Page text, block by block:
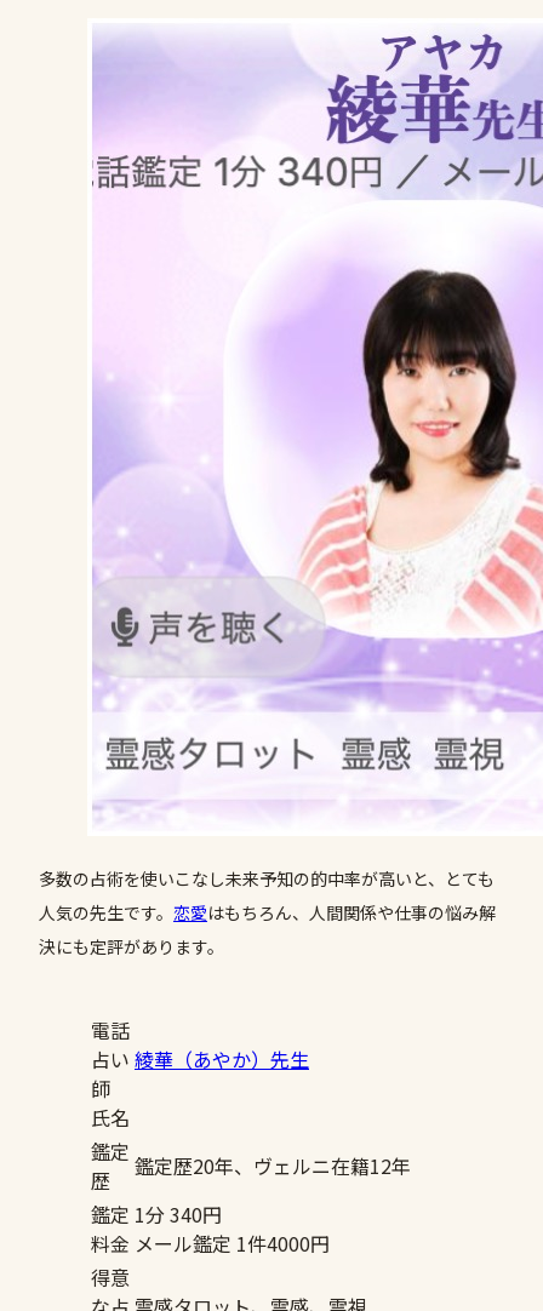
多数の占術を使いこなし未来予知の的中率が高いと、とても
人気の先生です。 恋愛はもちろん、人間関係や仕事の悩み解
決にも定評があります。
電話
占い
師
氏名
綾華（あやか）先生
鑑定
歴
鑑定歴20年、ヴェルニ在籍12年
鑑定
料金
1分 340円
メール鑑定 1件4000円
得意